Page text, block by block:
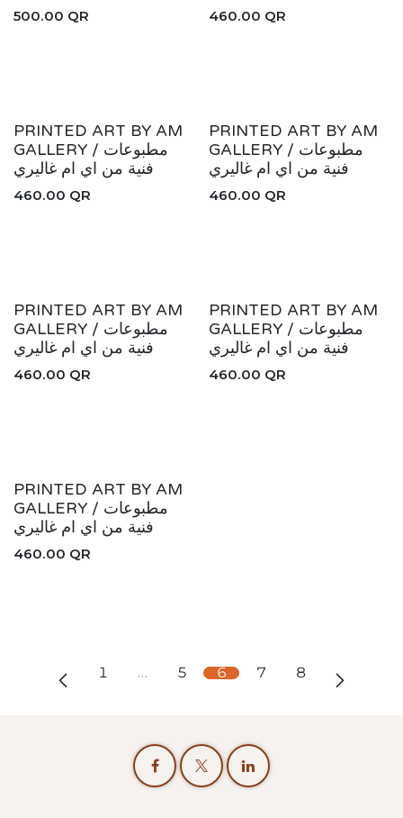
500.00 QR 460.00 QR
New!
PRINTED ART BY AM
GALLERY / مطبوعات
فنية من اي ام غاليري
460.00 QR
New!
PRINTED ART BY AM
GALLERY / مطبوعات
فنية من اي ام غاليري
460.00 QR
New!
PRINTED ART BY AM
GALLERY / مطبوعات
فنية من اي ام غاليري
460.00 QR
New!
PRINTED ART BY AM
GALLERY / مطبوعات
فنية من اي ام غاليري
460.00 QR
New!
PRINTED ART BY AM
GALLERY / مطبوعات
فنية من اي ام غاليري
460.00 QR
1 … 5 6 7 8